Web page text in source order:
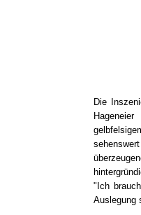
Die
"Ich
Auslegung